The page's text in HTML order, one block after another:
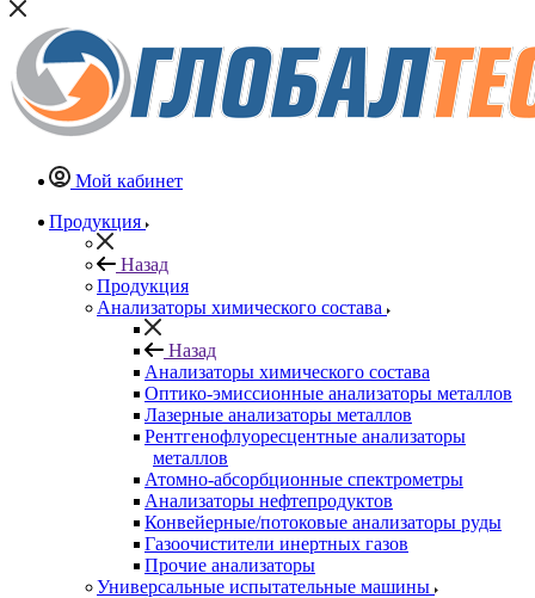
Мой кабинет
Продукция
Назад
Продукция
Анализаторы химического состава
Назад
Анализаторы химического состава
Оптико-эмиссионные анализаторы металлов
Лазерные анализаторы металлов
Рентгенофлуоресцентные анализаторы
металлов
Атомно-абсорбционные спектрометры
Анализаторы нефтепродуктов
Конвейерные/потоковые анализаторы руды
Газоочистители инертных газов
Прочие анализаторы
Универсальные испытательные машины